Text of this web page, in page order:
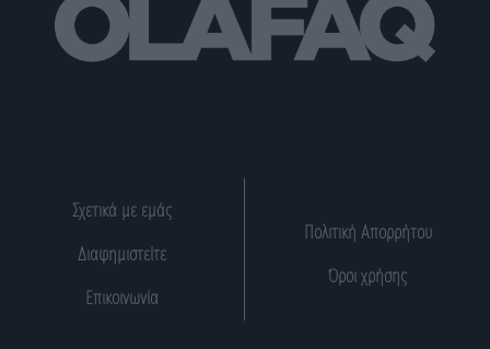
Σχετικά με εμάς
Διαφημιστείτε
Επικοινωνία
Πολιτική Απορρήτου
Όροι χρήσης